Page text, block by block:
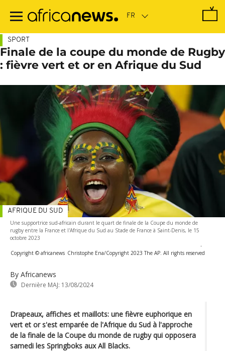
contenu
SPORT
Finale de la coupe du monde de Rugby
: fièvre vert et or en Afrique du Sud
Une supportrice sud-africain durant le quart de finale de la Coupe du monde de
rugby entre la France et l'Afrique du Sud au Stade de France à Saint-Denis, le 15
octobre 2023
-
Copyright © africanews Christophe Ena/Copyright 2023 The AP. All rights reserved
By Africanews
Dernière MAJ: 13/08/2024
AFRIQUE DU SUD
Drapeaux, affiches et maillots: une fièvre euphorique en
vert et or s'est emparée de l'Afrique du Sud à l'approche
de la finale de la Coupe du monde de rugby qui opposera
samedi les Springboks aux All Blacks.